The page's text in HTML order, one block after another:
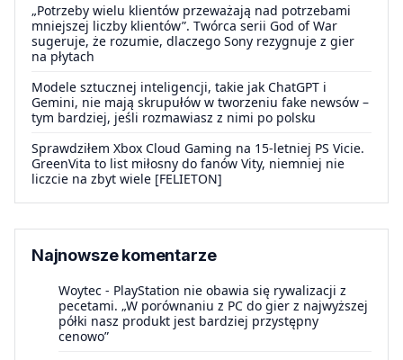
„Potrzeby wielu klientów przeważają nad potrzebami
mniejszej liczby klientów”. Twórca serii God of War
sugeruje, że rozumie, dlaczego Sony rezygnuje z gier
na płytach
Modele sztucznej inteligencji, takie jak ChatGPT i
Gemini, nie mają skrupułów w tworzeniu fake newsów –
tym bardziej, jeśli rozmawiasz z nimi po polsku
Sprawdziłem Xbox Cloud Gaming na 15-letniej PS Vicie.
GreenVita to list miłosny do fanów Vity, niemniej nie
liczcie na zbyt wiele [FELIETON]
Najnowsze komentarze
Woytec - PlayStation nie obawia się rywalizacji z
pecetami. „W porównaniu z PC do gier z najwyższej
półki nasz produkt jest bardziej przystępny
cenowo”